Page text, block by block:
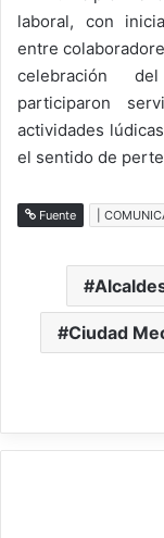
laboral, con
entre
celebración
participaron
actividades
el sentido de
Fuente |
Ciudad